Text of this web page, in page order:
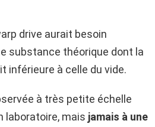
drive aurait besoin
substance théorique dont la
inférieure à celle du vide.
à très petite échelle
laboratoire, mais jamais à une